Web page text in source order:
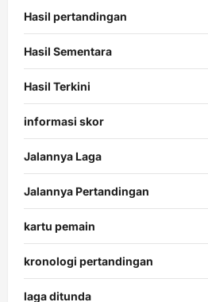
Hasil pertandingan
Hasil Sementara
Hasil Terkini
informasi skor
Jalannya Laga
Jalannya Pertandingan
kartu pemain
kronologi pertandingan
laga ditunda